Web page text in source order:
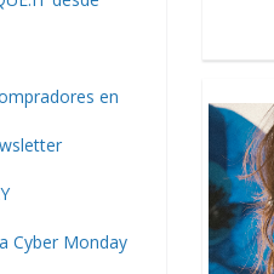
en
Cyber Monday